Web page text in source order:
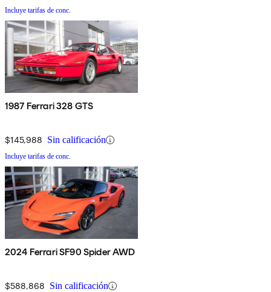
Incluye tarifas de conc.
1987 Ferrari 328 GTS
$145,988 Sin calificación
Incluye tarifas de conc.
2024 Ferrari SF90 Spider AWD
$588,868 Sin calificación